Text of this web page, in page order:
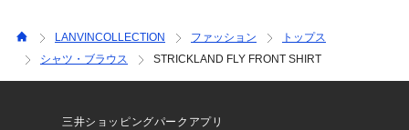
LANVINCOLLECTION ファッション
トップス
シャツ・ブラウス
STRICKLAND FLY FRONT SHIRT
三井ショッピングパークアプリ